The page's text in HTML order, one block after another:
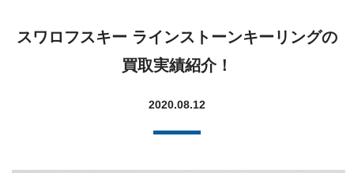
スワロフスキー ラインストーンキーリングの
買取実績紹介！
2020.08.12